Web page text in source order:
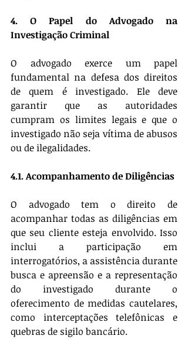
4. O Papel do Advogado na
Investigação Criminal
O advogado exerce um papel
fundamental na defesa dos direitos
de quem é investigado. Ele deve
garantir que as autoridades
cumpram os limites legais e que o
investigado não seja vítima de abusos
ou de ilegalidades.
4.1. Acompanhamento de Diligências
O advogado tem o direito de
acompanhar todas as diligências em
que seu cliente esteja envolvido. Isso
inclui a participação em
interrogatórios, a assistência durante
busca e apreensão e a representação
do investigado durante o
oferecimento de medidas cautelares,
como interceptações telefônicas e
quebras de sigilo bancário.